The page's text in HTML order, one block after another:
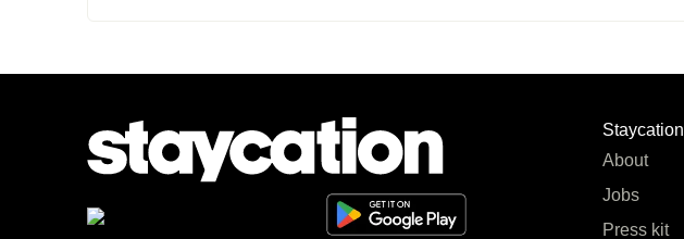
Staycation
About
Jobs
Press kit